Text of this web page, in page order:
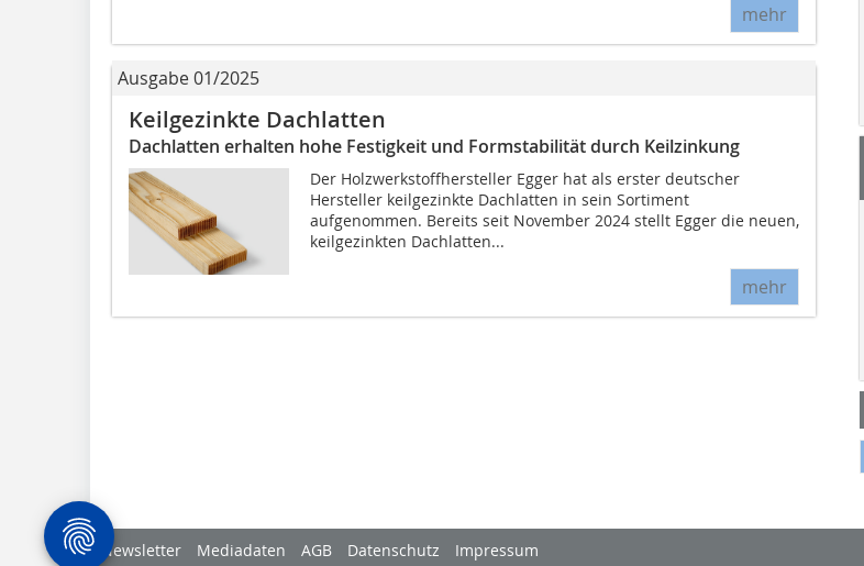
mehr
Ausgabe 01/2025
Keilgezinkte Dachlatten
Dachlatten erhalten hohe Festigkeit und Formstabilität durch Keilzinkung
Der Holzwerkstoffhersteller Egger hat als erster deutscher
Hersteller keilgezinkte Dachlatten in sein Sortiment
aufgenommen. Bereits seit November 2024 stellt Egger die neuen,
keilgezinkten Dachlatten...
mehr
Newsletter Mediadaten AGB Datenschutz Impressum